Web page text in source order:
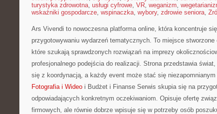
turystyka zdrowotna, usługi cyfrowe, VR, weganizm,
wskaźniki gospodarcze, wspinaczka, wybory, zdrowie seniora,
Ars Vivendi to nowoczesna platforma online, która koncentruje
przygotowywaniu wydarzeń tematycznych. To miejsce
które szukają sprawdzonych rozwiązań na imprezy
profesjonalnego podejścia do realizacji. Strona przedstawia
się z koordynacją, a każdy event może stać się
Fotografia i Wideo i Budżet i Finanse Serwis skupia się na
odpowiadających konkretnym oczekiwaniom. Opisuje ofertę
firmowych, ale równie dobrze wpisuje się w potrzeby osób